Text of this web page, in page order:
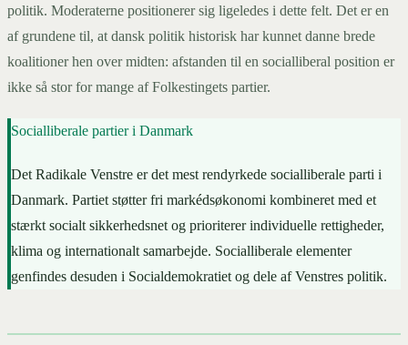
politik. Moderaterne positionerer sig ligeledes i dette felt. Det er en
af grundene til, at dansk politik historisk har kunnet danne brede
koalitioner hen over midten: afstanden til en socialliberal position er
ikke så stor for mange af Folkestingets partier.
Socialliberale partier i Danmark
Det Radikale Venstre er det mest rendyrkede socialliberale parti i
Danmark. Partiet støtter fri markédsøkonomi kombineret med et
stærkt socialt sikkerhedsnet og prioriterer individuelle rettigheder,
klima og internationalt samarbejde. Socialliberale elementer
genfindes desuden i Socialdemokratiet og dele af Venstres politik.